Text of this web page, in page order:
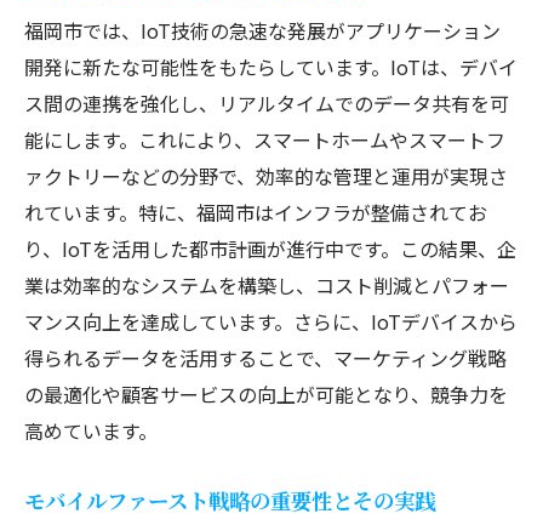
福岡市独自のビジネス文化とその魅力
地方自治体の支援と企業の連携
コミュニティスペースが促すコラボレーシ
ョン
福岡市で急成長するアプリケーション開発企業
の秘密
持続可能なビジネスモデルの構築
革新的な企業文化とその実践
グローバル市場を視野に入れた戦略
質の高い開発チームの育成法
顧客ニーズに応えるためのアジャイル開発
アプリケーション開発における福岡市の最新技
福岡市では、IoT技術の急速な発展がアプリケーション
開発に新たな可能性をもたらしています。IoTは、デバイ
ス間の連携を強化し、リアルタイムでのデータ共有を可
能にします。これにより、スマートホームやスマートフ
ァクトリーなどの分野で、効率的な管理と運用が実現さ
れています。特に、福岡市はインフラが整備されてお
り、IoTを活用した都市計画が進行中です。この結果、企
業は効率的なシステムを構築し、コスト削減とパフォー
マンス向上を達成しています。さらに、IoTデバイスから
得られるデータを活用することで、マーケティング戦略
の最適化や顧客サービスの向上が可能となり、競争力を
高めています。
モバイルファースト戦略の重要性とその実践